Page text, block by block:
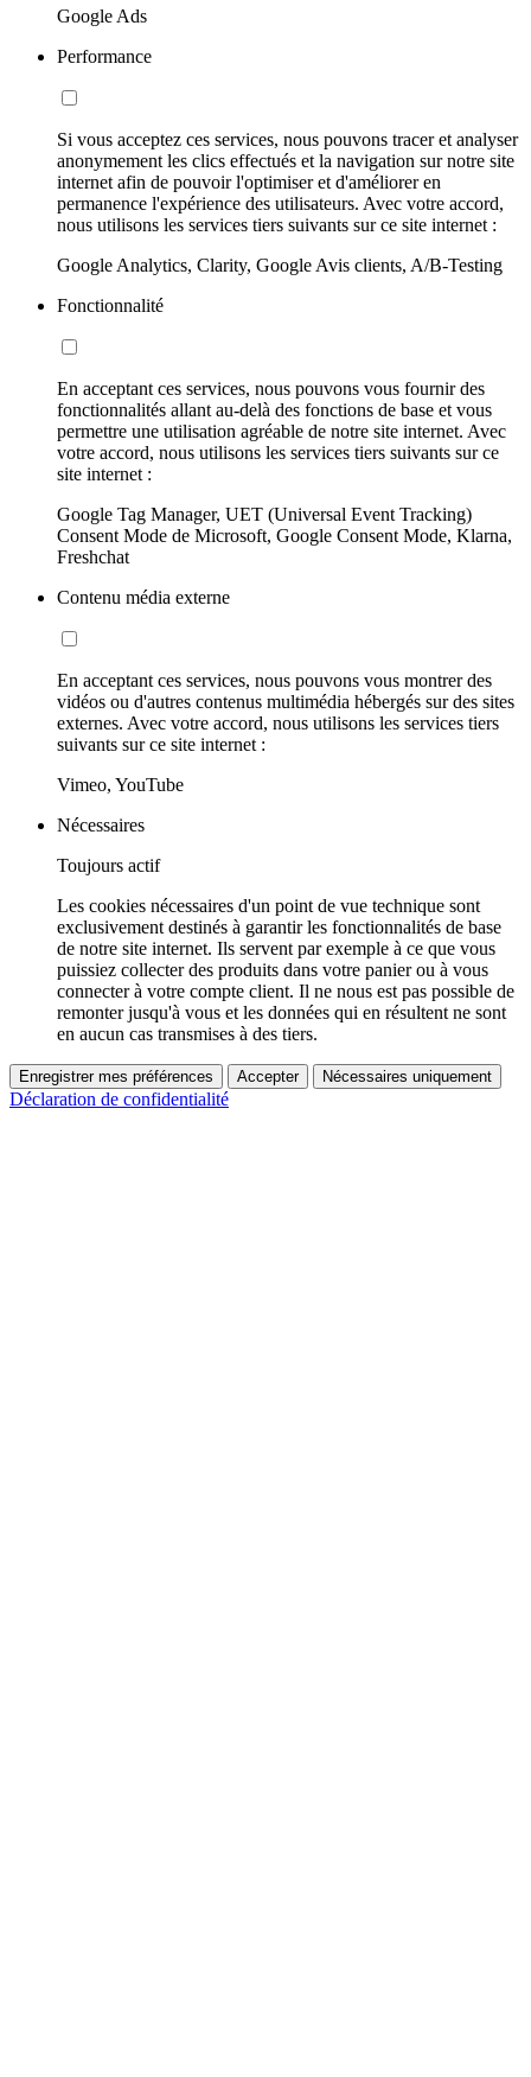
Google Ads
Performance
Si vous acceptez ces services, nous pouvons tracer et analyser
anonymement les clics effectués et la navigation sur notre site
internet afin de pouvoir l'optimiser et d'améliorer en
permanence l'expérience des utilisateurs. Avec votre accord,
nous utilisons les services tiers suivants sur ce site internet :
Google Analytics, Clarity, Google Avis clients, A/B-Testing
Fonctionnalité
En acceptant ces services, nous pouvons vous fournir des
fonctionnalités allant au-delà des fonctions de base et vous
permettre une utilisation agréable de notre site internet. Avec
votre accord, nous utilisons les services tiers suivants sur ce
site internet :
Google Tag Manager, UET (Universal Event Tracking)
Consent Mode de Microsoft, Google Consent Mode, Klarna,
Freshchat
Contenu média externe
En acceptant ces services, nous pouvons vous montrer des
vidéos ou d'autres contenus multimédia hébergés sur des sites
externes. Avec votre accord, nous utilisons les services tiers
suivants sur ce site internet :
Vimeo, YouTube
Nécessaires
Toujours actif
Les cookies nécessaires d'un point de vue technique sont
exclusivement destinés à garantir les fonctionnalités de base
de notre site internet. Ils servent par exemple à ce que vous
puissiez collecter des produits dans votre panier ou à vous
connecter à votre compte client. Il ne nous est pas possible de
remonter jusqu'à vous et les données qui en résultent ne sont
en aucun cas transmises à des tiers.
Enregistrer mes préférences Accepter Nécessaires uniquement
Déclaration de confidentialité